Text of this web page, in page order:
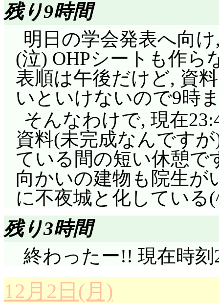
残り9時間
明日の学会発表へ向
(泣) OHPシートも作
表順は午後だけど, 資
いといけないので9時
そんなわけで, 現在
資料(未完成なんです
ている間の短い休憩で
向かいの建物も院生が
に不夜城と化している
残り3時間
終わったー!! 現在時
12月2日(月)